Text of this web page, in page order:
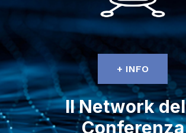
+ INFO
Il Network
Conferenza